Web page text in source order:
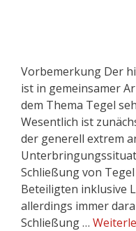
Vorbemerkung Der
ist in gemeinsamer
dem Thema Tegel
Wesentlich ist
der generell extrem
Schließung von
Beteiligten inklusive
allerdings immer
Schließung …